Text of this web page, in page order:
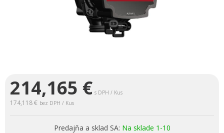
214,165 € s DPH / Kus
174,118 € bez DPH / Kus
Predajňa a sklad SA: Na sklade 1-10